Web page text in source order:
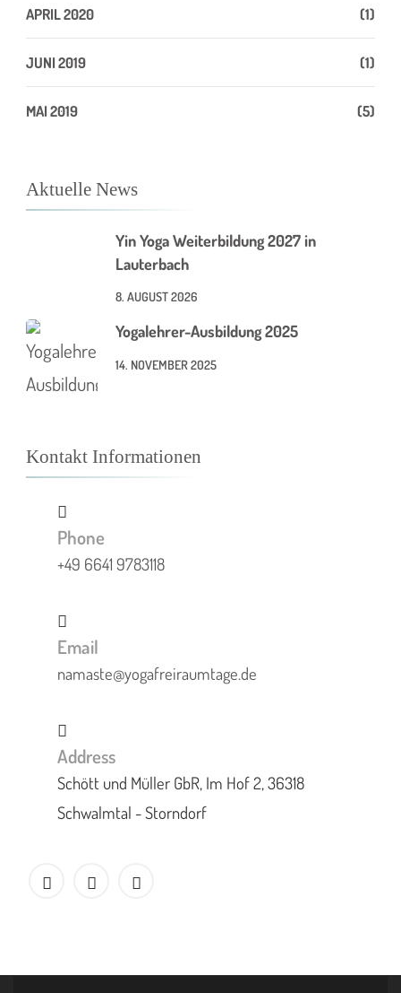
APRIL 2020 (1)
JUNI 2019 (1)
MAI 2019 (5)
Aktuelle News
Yin Yoga Weiterbildung 2027 in
Lauterbach
8. AUGUST 2026
Yogalehrer-Ausbildung 2025
14. NOVEMBER 2025
Kontakt Informationen
Phone
+49 6641 9783118
Email
namaste@yogafreiraumtage.de
Address
Schött und Müller GbR, Im Hof 2, 36318
Schwalmtal - Storndorf